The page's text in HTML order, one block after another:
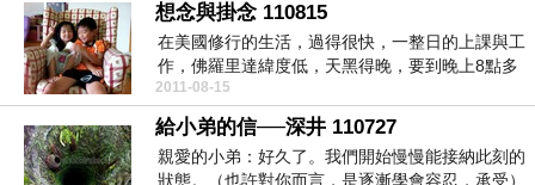
想念與掛念 110815
在美國修行的生活，過得很快，一整日的上課與工
作，佛羅里達緯度低，天黑得晚，要到晚上8點多
才日落，11...
2011-08-15
給小弟的信──深井 110727
親愛的小弟：好久了。我們開始慢慢能接納此刻的
狀態。（也許對你而言，是逐漸學會容忍，承受）